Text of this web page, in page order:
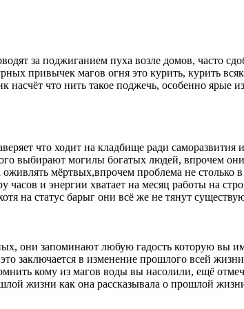
за поджиганием пуха возле домов, часто
привычек магов огня это курить, курить
насчёт что нить такое поджечь, особенно
что ходит на кладбище ради
выбирают могилы богатых людей, впрочем
мёртвых,впрочем проблема не
и энергии хватает на месяц работы на
на статус барыг они всё же не тянут
они запоминают любую гадость которую вы
заключается в изменение прошлого всей
кому из магов воды вы насолили, ещё
жизни как она рассказывала о прошлой